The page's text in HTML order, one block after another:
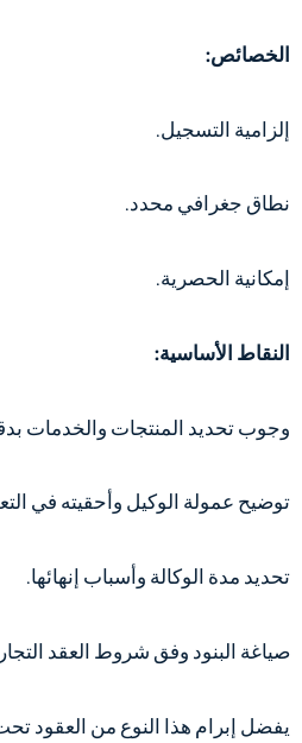
الخصائص:
إلزامية التسجيل.
نطاق جغرافي محدد.
إمكانية الحصرية.
النقاط الأساسية:
وجوب تحديد المنتجات والخدمات
توضيح عمولة الوكيل وأحقيته في
تحديد مدة الوكالة وأسباب إنهائها.
صياغة البنود وفق شروط العقد
يفضل إبرام هذا النوع من العقود